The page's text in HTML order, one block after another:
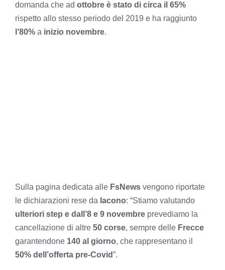
domanda che ad ottobre è stato di circa il 65%
rispetto allo stesso periodo del 2019 e ha raggiunto
l’80% a inizio novembre.
Sulla pagina dedicata alle FsNews vengono riportate
le dichiarazioni rese da Iacono: “Stiamo valutando
ulteriori step e dall’8 e 9 novembre prevediamo la
cancellazione di altre 50 corse, sempre delle Frecce
garantendone 140 al giorno, che rappresentano il
50% dell’offerta pre-Covid”.